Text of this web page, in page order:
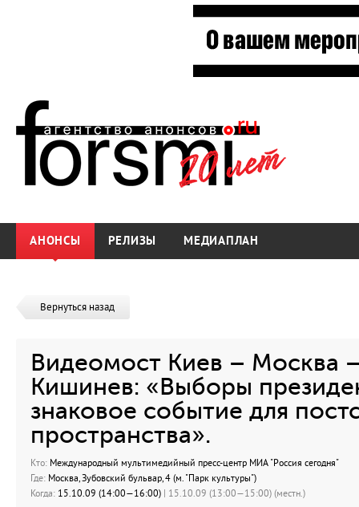
АНОНСЫ РЕЛИЗЫ МЕДИАПЛАН
Вернуться назад
Видеомост Киев – Москва
Кишинев: «Выборы
знаковое событие для
пространства».
Кто: Международный мультимедийный пресс-центр МИА "Россия сегодня"
Где: Москва, Зубовский бульвар, 4 (м. "Парк культуры")
Когда: 15.10.09 (14:00—16:00) | 15.10.09 (13:00—15:00) (местн.)